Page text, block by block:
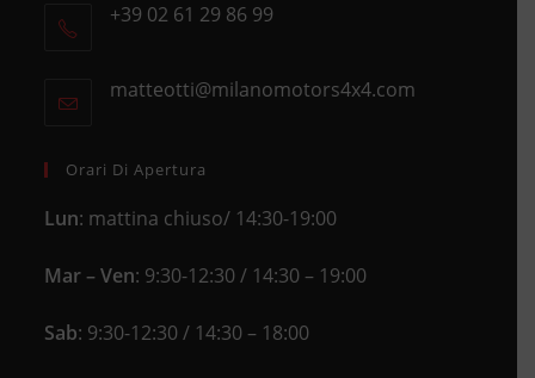
in
+39 02 61 29 86 99
your
matteotti@milanomotors4x4.comOpens
Orari Di Apertura
Lun: mattina chiuso/ 14:30-19:00
Mar – Ven: 9:30-12:30 / 14:30 – 19:00
Sab: 9:30-12:30 / 14:30 – 18:00